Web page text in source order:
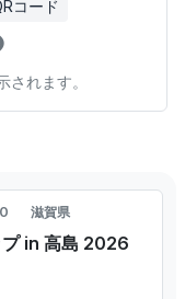
コード
されます。
滋賀県
in 高島 2026